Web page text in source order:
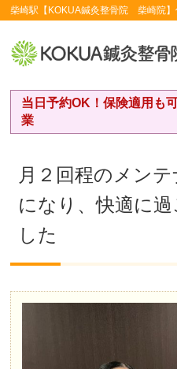
柴崎駅【KOKUA鍼灸整骨院 柴崎院】
当日予約OK！保険適用も
業
月２回程のメン
になり、快適に
した